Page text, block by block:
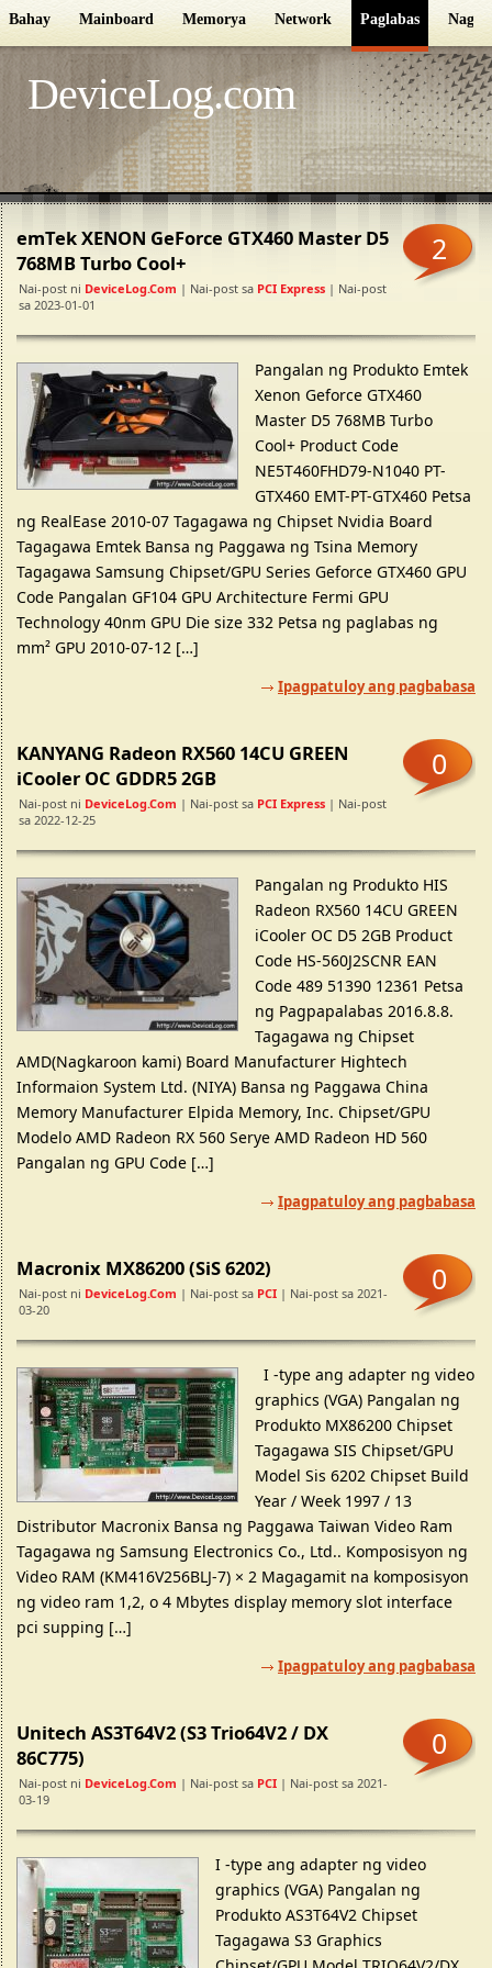
Bahay Mainboard Memorya Network Paglabas
DeviceLog.com
emTek XENON GeForce GTX460 Master D5
768MB Turbo Cool+
Nai-post ni DeviceLog.com | Nai-post sa PCI Express | Nai-post
sa 2023-01-01
2
Pangalan ng Produkto Emtek
Xenon Geforce GTX460
Master D5 768MB Turbo
Cool+ Product Code
NE5T460FHD79-N1040 PT-
GTX460 EMT-PT-GTX460 Petsa
ng RealEase 2010-07 Tagagawa ng Chipset Nvidia Board
Tagagawa Emtek Bansa ng Paggawa ng Tsina Memory
Tagagawa Samsung Chipset/GPU Series Geforce GTX460 GPU
Code Pangalan GF104 GPU Architecture Fermi GPU
Technology 40nm GPU Die size 332 Petsa ng paglabas ng
mm² GPU 2010-07-12 […]
Ipagpatuloy ang pagbabasa
KANYANG Radeon RX560 14CU GREEN
iCooler OC GDDR5 2GB
Nai-post ni DeviceLog.com | Nai-post sa PCI Express | Nai-post
sa 2022-12-25
0
Pangalan ng Produkto HIS
Radeon RX560 14CU GREEN
iCooler OC D5 2GB Product
Code HS-560J2SCNR EAN
Code 489 51390 12361 Petsa
ng Pagpapalabas 2016.8.8.
Tagagawa ng Chipset
AMD(Nagkaroon kami) Board Manufacturer Hightech
Informaion System Ltd. (NIYA) Bansa ng Paggawa China
Memory Manufacturer Elpida Memory, Inc. Chipset/GPU
Modelo AMD Radeon RX 560 Serye AMD Radeon HD 560
Pangalan ng GPU Code […]
Ipagpatuloy ang pagbabasa
Macronix MX86200 (SiS 6202)
Nai-post ni DeviceLog.com | Nai-post sa PCI | Nai-post sa 2021-
03-20
0
I -type ang adapter ng video
graphics (VGA) Pangalan ng
Produkto MX86200 Chipset
Tagagawa SIS Chipset/GPU
Model Sis 6202 Chipset Build
Year / Week 1997 / 13
Distributor Macronix Bansa ng Paggawa Taiwan Video Ram
Tagagawa ng Samsung Electronics Co., Ltd.. Komposisyon ng
Video RAM (KM416V256BLJ-7) × 2 Magagamit na komposisyon
ng video ram 1,2, o 4 Mbytes display memory slot interface
pci supping […]
Ipagpatuloy ang pagbabasa
Unitech AS3T64V2 (S3 Trio64V2 / DX
86C775)
Nai-post ni DeviceLog.com | Nai-post sa PCI | Nai-post sa 2021-
03-19
0
I -type ang adapter ng video
graphics (VGA) Pangalan ng
Produkto AS3T64V2 Chipset
Tagagawa S3 Graphics